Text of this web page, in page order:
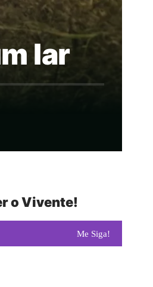
lar
o Vivente!
Me Siga!